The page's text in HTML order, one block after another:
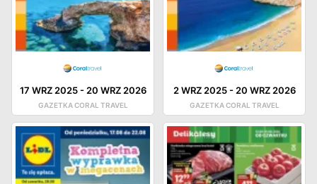
17 WRZ 2025- 20 WRZ 2026
GAZETKA CORAL TRAVEL
2 WRZ 2025- 20 WRZ 2026
GAZETKA CORAL TRAVEL